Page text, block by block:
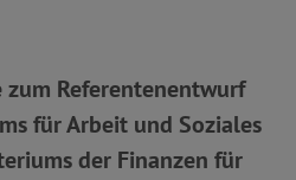
Referentenentwurf
für Arbeit und Soziales
der Finanzen für